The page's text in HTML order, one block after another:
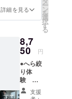
seisaku
syo.jp/c
ontact
につい
ては、
下記サ
イトの
予定表
をご確
認くだ
間 約60
分 予約
おりま
すの
で、ご
希望の
日時が
決まり
ました
交通費
土日限
定 9時
時、13
時～17
時まで
となっ
ネーム
名前の
ご記入
いいた
しま
す。
付きの
ショー
とし
て、オ
リジナ
ルぐい
吞みを
リター
ンに追
詳細を見る ー
ン
を
選
択
す
る
8,7
50 円
●へら絞
り体
験 選
択コー
ス参加
支援